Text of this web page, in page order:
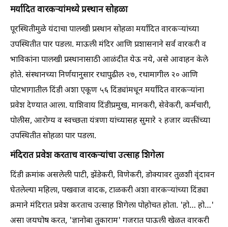
मर्यादित वारकऱ्यांमध्ये प्रस्थान सोहळा
पूरस्थितीमुळे यंदाचा पालखी प्रस्थान सोहळा मर्यादित वारकऱ्यांच्या
उपस्थितीत पार पडला. माऊली मंदिर आणि प्रशासनाने सर्व वारकरी व
भाविकांना पालखी प्रस्थानासाठी आळंदीत येऊ नये, असे आवाहन केले
होते. संस्थानच्या निर्णयानुसार रथापुढील २७, रथामागील २० आणि
पोटभागातील दिंडी अशा एकूण ५६ दिंड्यांमधून मर्यादित वारकऱ्यांना
प्रवेश देण्यात आला. याशिवाय दिंडीप्रमुख, मानकरी, सेवेकरी, कर्मचारी,
पोलीस, आरोग्य व स्वच्छता यंत्रणा यांच्यासह सुमारे २ हजार व्यक्तींच्या
उपस्थितीत सोहळा पार पडला.
मंदिरात प्रवेश करताच वारकऱ्यांचा उत्साह शिगेला
दिंडी क्रमांक असलेली पाटी, झेंडेकरी, विणेकरी, डोक्यावर तुळशी वृंदावन
घेतलेल्या महिला, पखवाज वादक, टाळकरी अशा वारकऱ्यांच्या दिंड्या
क्रमाने मंदिरात प्रवेश करताच उत्साह शिगेला पोहोचत होता. 'हो… हो…'
असा जयघोष करत, 'ज्ञानोबा तुकाराम' गजरात पाऊली खेळत वारकरी